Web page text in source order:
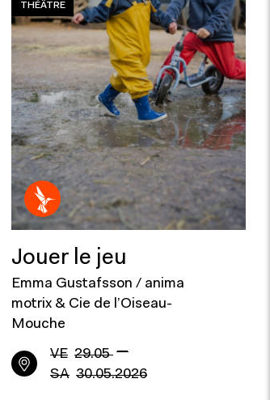
THÉÂTRE
Jouer le jeu
Emma Gustafsson / anima
motrix & Cie de l’Oiseau-
Mouche
VE 29.05 —
SA 30.05.2026